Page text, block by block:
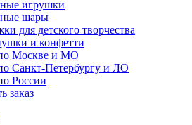
игрушки
шары
для детского творчества
и конфетти
Москве и МО
Санкт-Петербургу и ЛО
России
заказ